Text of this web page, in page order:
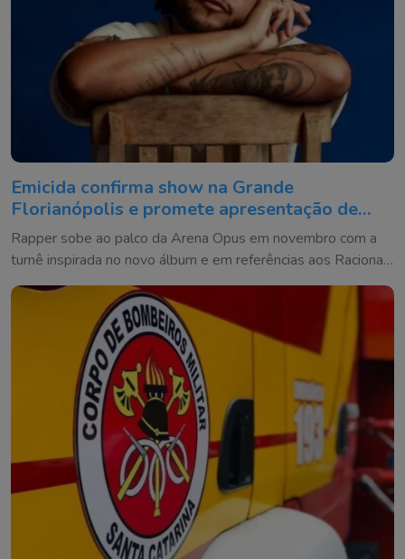
Emicida confirma show na Grande
Florianópolis e promete apresentação de
quase 3 horas
Rapper sobe ao palco da Arena Opus em novembro com a
turnê inspirada no novo álbum e em referências aos Racionais
MC's